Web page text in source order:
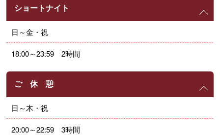
ショートナイト
日～金・祝
18:00～23:59 2時間
ご 休 憩
日～木・祝
20:00～22:59 3時間